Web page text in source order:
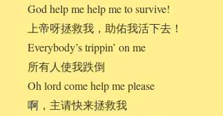
God help me help me to survive!
上帝呀拯救我，助佑我活下去！
Everybody’s trippin’ on me
所有人使我跌倒
Oh lord come help me please
啊，主请快来拯救我